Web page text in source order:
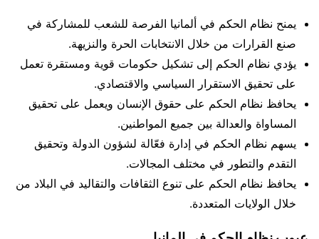
يمنح نظام الحكم في ألمانيا الفرصة للشعب للمشاركة في
صنع القرارات من خلال الانتخابات الحرة والنزيهة.
يؤدي نظام الحكم إلى تشكيل حكومات قوية ومستقرة تعمل
على تحقيق الاستقرار السياسي والاقتصادي.
يحافظ نظام الحكم على حقوق الإنسان ويعمل على تحقيق
المساواة والعدالة بين جميع المواطنين.
يسهم نظام الحكم في إدارة فعّالة لشؤون الدولة وتحقيق
التقدم والتطور في مختلف المجالات.
يحافظ نظام الحكم على تنوع الثقافات والتقاليد في البلاد من
خلال الولايات المتعددة.